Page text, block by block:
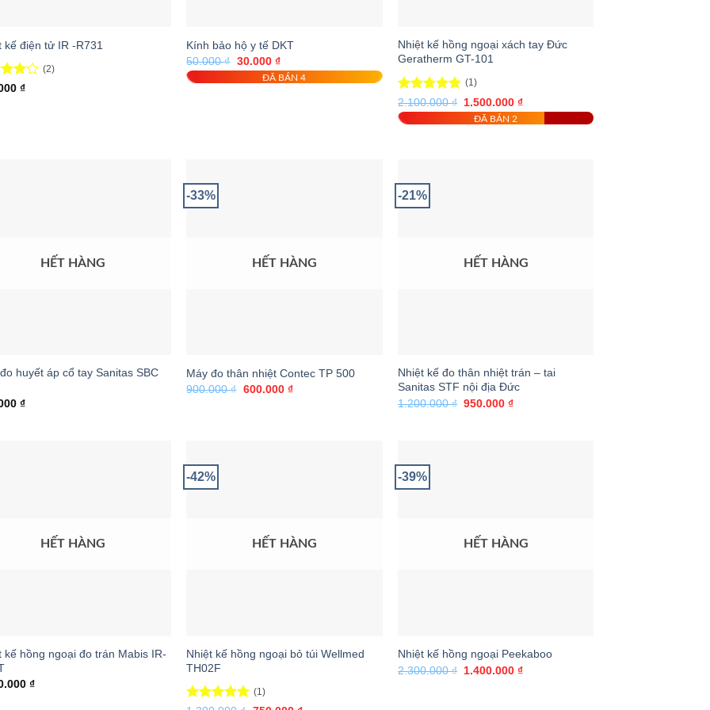
kế điện tử IR -R731
(2)
₫
Kính bảo hộ y tế DKT
50.000₫ Giá
gốc
là:
30.000 ₫Giá
hiện
tại
ĐÃ BÁN 4
Nhiệt kế hồng ngoại xách tay Đức
Geratherm GT-101
Được xếp
hạng5.00
5 sao
(1)
2.100.000₫ Giá
gốc
là:
1.500.000₫Giá
hiện
tại
ĐÃ BÁN 2
HẾT HÀNG
huyết áp cổ tay Sanitas SBC
₫
-33%
HẾT HÀNG
Máy đo thân nhiệt Contec TP 500
900.000₫ Giá
600.000 ₫Giá
-21%
HẾT HÀNG
Nhiệt kế đo thân nhiệt trán – tai
Sanitas STF nội địa Đức
1.200.000₫ Giá
950.000₫Giá
HẾT HÀNG
kế hồng ngoại đo trán Mabis IR-
₫
-42%
HẾT HÀNG
Nhiệt kế hồng ngoại bỏ túi Wellmed
TH02F
(1)
-39%
HẾT HÀNG
Nhiệt kế hồng ngoại Peekaboo
2.300.000₫ Giá
1.400.000₫Giá